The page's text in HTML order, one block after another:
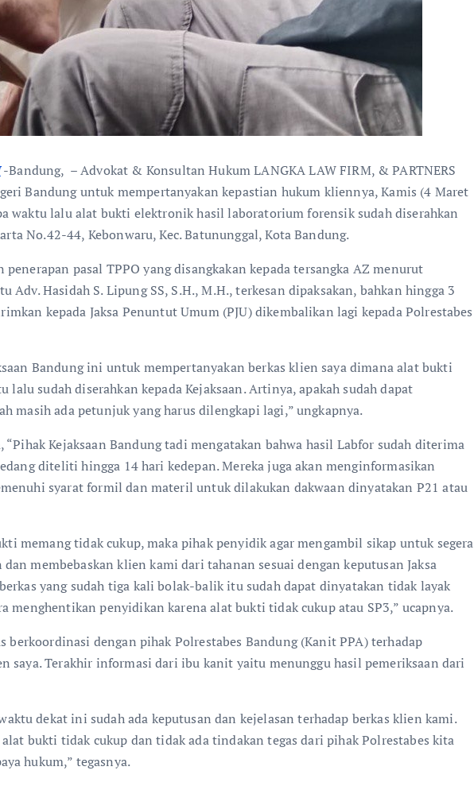
-Bandung, – Advokat & Konsultan Hukum LANGKA LAW FIRM, & PARTNERS
Bandung untuk mempertanyakan kepastian hukum kliennya, Kamis (4 Maret
waktu lalu alat bukti elektronik hasil laboratorium forensik sudah diserahkan
No.42-44, Kebonwaru, Kec. Batununggal, Kota Bandung.
penerapan pasal TPPO yang disangkakan kepada tersangka AZ menurut
Adv. Hasidah S. Lipung SS, S.H., M.H., terkesan dipaksakan, bahkan hingga 3
kepada Jaksa Penuntut Umum (PJU) dikembalikan lagi kepada Polrestabes
Bandung ini untuk mempertanyakan berkas klien saya dimana alat bukti
lalu sudah diserahkan kepada Kejaksaan. Artinya, apakah sudah dapat
masih ada petunjuk yang harus dilengkapi lagi,” ungkapnya.
Kejaksaan Bandung tadi mengatakan bahwa hasil Labfor sudah diterima
diteliti hingga 14 hari kedepan. Mereka juga akan menginformasikan
syarat formil dan materil untuk dilakukan dakwaan dinyatakan P21 atau
memang tidak cukup, maka pihak penyidik agar mengambil sikap untuk segera
membebaskan klien kami dari tahanan sesuai dengan keputusan Jaksa
yang sudah tiga kali bolak-balik itu sudah dapat dinyatakan tidak layak
menghentikan penyidikan karena alat bukti tidak cukup atau SP3,” ucapnya.
berkoordinasi dengan pihak Polrestabes Bandung (Kanit PPA) terhadap
saya. Terakhir informasi dari ibu kanit yaitu menunggu hasil pemeriksaan dari
dekat ini sudah ada keputusan dan kejelasan terhadap berkas klien kami.
bukti tidak cukup dan tidak ada tindakan tegas dari pihak Polrestabes kita
hukum,” tegasnya.